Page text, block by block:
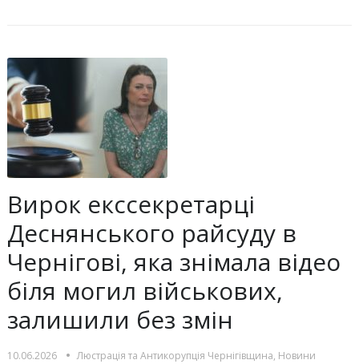
Вирок екссекретарці
Деснянського райсуду в
Чернігові, яка знімала відео
біля могил військових,
залишили без змін
10.06.2026 • Люстрацiя та Антикорупцiя Чернігівщина, Новини